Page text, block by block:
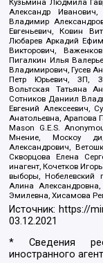
Кузьмина Людмила
Александр
Владимир
Евгеньевич, Ковин
Любарев Аркадий
Викторович,
Пигалкин Илья
Владимирович, Гусев
Петр Юрьевич, ЗП,
Вольтская Татьяна
Сотников Даниил
Евгений Алексеевич,
Анатольевна, Арапова
Mason G.E.S.
Мнение, Москоу
Александрович,
Скворцова Елена
инагент, Кочетков
выборы, Нобелевский
Алина
Эмилевна, Хисамова
Источник: https://
03.12.2021
* Сведения
иностранного